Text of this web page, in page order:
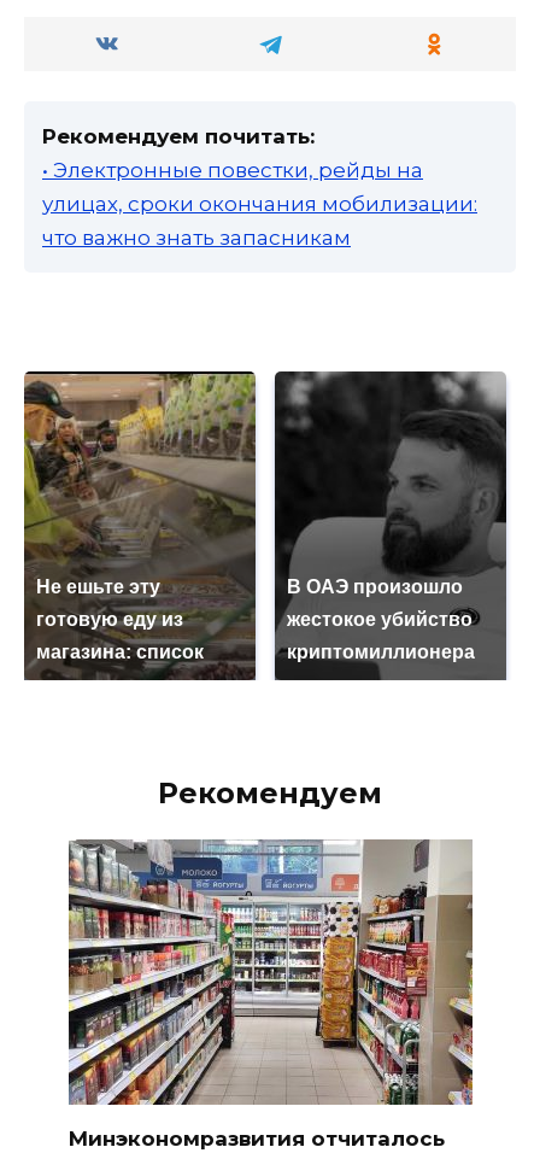
Рекомендуем почитать:
• Электронные повестки, рейды на
улицах, сроки окончания мобилизации:
что важно знать запасникам
Не ешьте эту
готовую еду из
магазина: список
В ОАЭ произошло
жестокое убийство
криптомиллионера
Рекомендуем
Минэкономразвития отчиталось